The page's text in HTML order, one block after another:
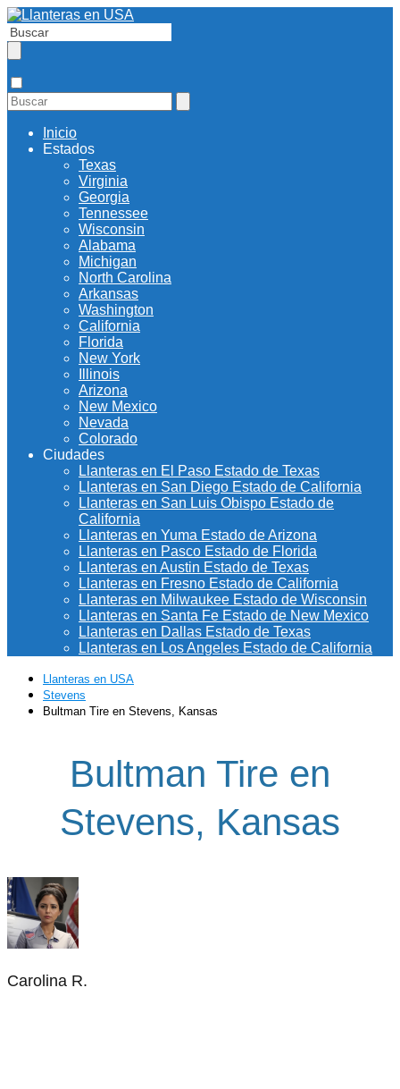
Inicio
Estados
Texas
Virginia
Georgia
Tennessee
Wisconsin
Alabama
Michigan
North Carolina
Arkansas
Washington
California
Florida
New York
Illinois
Arizona
New Mexico
Nevada
Colorado
Ciudades
Llanteras en El Paso Estado de Texas
Llanteras en San Diego Estado de California
Llanteras en San Luis Obispo Estado de
California
Llanteras en Yuma Estado de Arizona
Llanteras en Pasco Estado de Florida
Llanteras en Austin Estado de Texas
Llanteras en Fresno Estado de California
Llanteras en Milwaukee Estado de Wisconsin
Llanteras en Santa Fe Estado de New Mexico
Llanteras en Dallas Estado de Texas
Llanteras en Los Angeles Estado de California
Llanteras en USA
Stevens
Bultman Tire en Stevens, Kansas
Bultman Tire en
Stevens, Kansas
Carolina R.